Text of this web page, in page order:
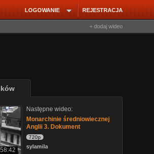
REJESTRACJA
LOGOWANIE
+ dodaj wideo
58:42
Następne wideo:
Monarchinie średniowiecznej
Anglii 3. Dokument
720p
sylamila